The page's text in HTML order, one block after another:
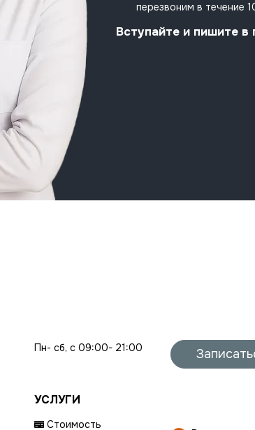
перезвоним в течение
Вступайте и пишите в
Пн- сб, с 09:00- 21:00
УСЛУГИ
Стоимость